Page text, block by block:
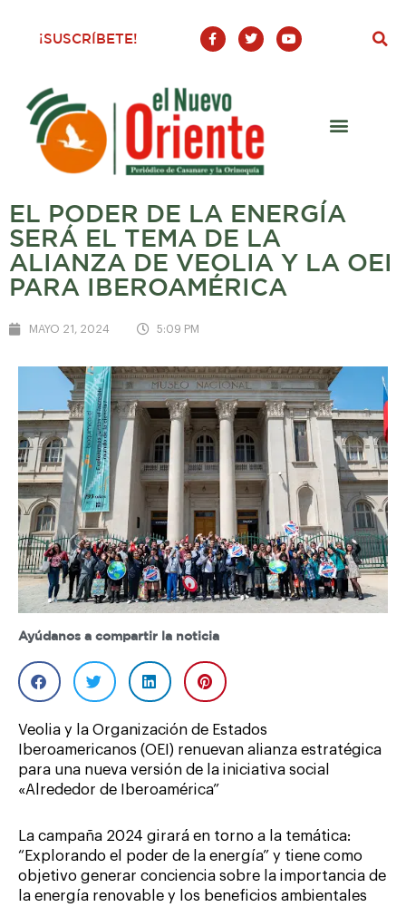
¡SUSCRÍBETE!
F
a
c
o
o
-
T
w
i
Y
o
u
EL PODER DE LA ENERGÍA
SERÁ EL TEMA DE LA
ALIANZA DE VEOLIA Y LA OEI
PARA IBEROAMÉRICA
MAYO 21, 2024 5:09 PM
Ayúdanos a compartir la noticia
Veolia y la Organización de Estados
Iberoamericanos (OEI) renuevan alianza estratégica
para una nueva versión de la iniciativa social
«Alrededor de Iberoamérica”
La campaña 2024 girará en torno a la temática:
“Explorando el poder de la energía” y tiene como
objetivo generar conciencia sobre la importancia de
la energía renovable y los beneficios ambientales